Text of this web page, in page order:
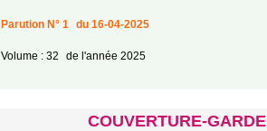
Parution N° 1 du 16-04-2025
Volume : 32 de l'année 2025
COUVERTURE-GARDE